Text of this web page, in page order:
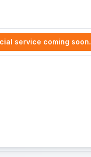
service coming soon.